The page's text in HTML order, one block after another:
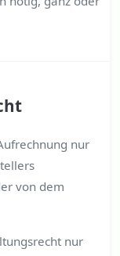
nur
von dem
nur